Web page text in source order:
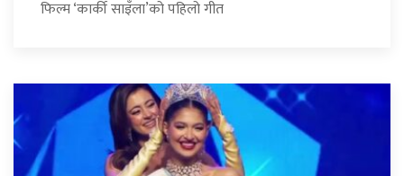
फिल्म ‘कार्की साइँला’को पहिलो गीत